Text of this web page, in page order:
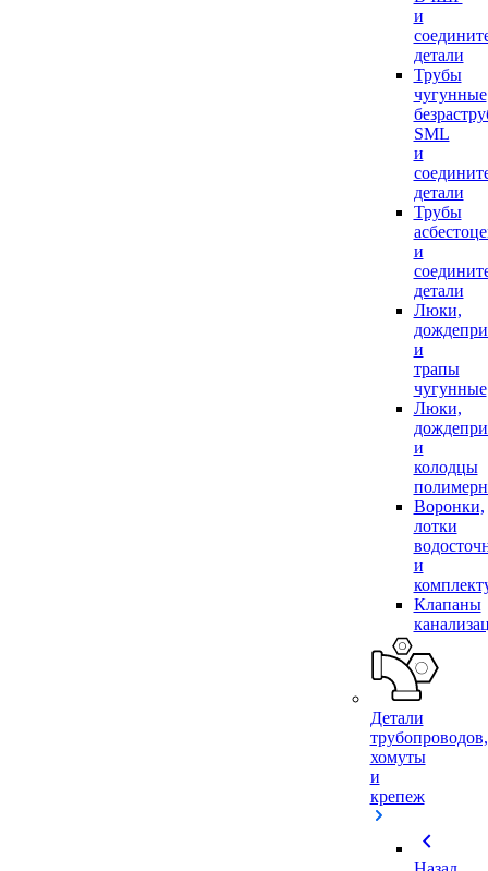
и
детали
Трубы
чугунные
SML
и
детали
Трубы
и
детали
Люки,
и
трапы
чугунные
Люки,
и
колодцы
Воронки,
лотки
и
Клапаны
Детали
трубопроводов,
хомуты
и
крепеж
chevron_left